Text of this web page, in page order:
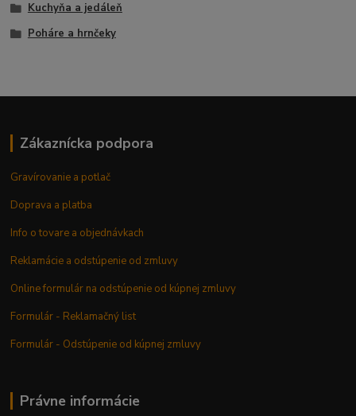
Kuchyňa a jedáleň
Poháre a hrnčeky
Zákaznícka podpora
Gravírovanie a potlač
Doprava a platba
Info o tovare a objednávkach
Reklamácie a odstúpenie od zmluvy
Online formulár na odstúpenie od kúpnej zmluvy
Formulár - Reklamačný list
Formulár - Odstúpenie od kúpnej zmluvy
Právne informácie